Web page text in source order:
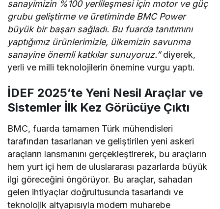
sanayimizin %100 yerlileşmesi için motor ve güç
grubu geliştirme ve üretiminde BMC Power
büyük bir başarı sağladı. Bu fuarda tanıtımını
yaptığımız ürünlerimizle, ülkemizin savunma
sanayine önemli katkılar sunuyoruz.”diyerek,
yerli ve milli teknolojilerin önemine vurgu yaptı.
İDEF 2025’te Yeni Nesil Araçlar ve
Sistemler İlk Kez Görücüye Çıktı
BMC, fuarda tamamen Türk mühendisleri
tarafından tasarlanan ve geliştirilen yeni askeri
araçların lansmanını gerçekleştirerek, bu araçların
hem yurt içi hem de uluslararası pazarlarda büyük
ilgi göreceğini öngörüyor. Bu araçlar, sahadan
gelen ihtiyaçlar doğrultusunda tasarlandı ve
teknolojik altyapısıyla modern muharebe